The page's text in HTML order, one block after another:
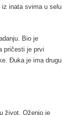
iz inata svima u selu
Bio je
pričesti je prvi
Đuka je ima drugu
život. Oženio je